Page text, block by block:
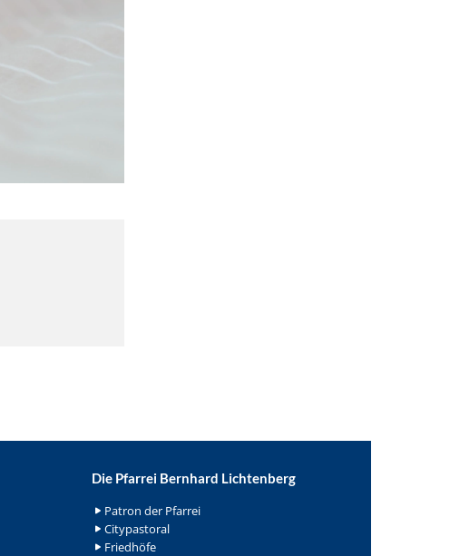
Die Pfarrei Bernhard Lichtenberg
Patron der Pfarrei
Citypastoral
Friedhöfe